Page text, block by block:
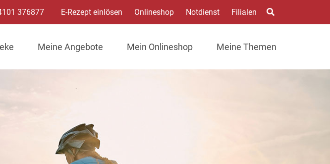
376877 E-Rezept einlösen Onlineshop Notdienst Filialen
Meine Angebote Mein Onlineshop Meine Themen